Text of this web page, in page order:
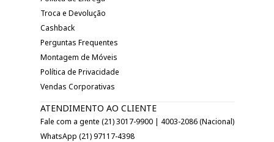
Troca e Devolução
Cashback
Perguntas Frequentes
Montagem de Móveis
Política de Privacidade
Vendas Corporativas
ATENDIMENTO AO CLIENTE
Fale com a gente (21) 3017-9900 | 4003-2086 (Nacional)
WhatsApp (21) 97117-4398